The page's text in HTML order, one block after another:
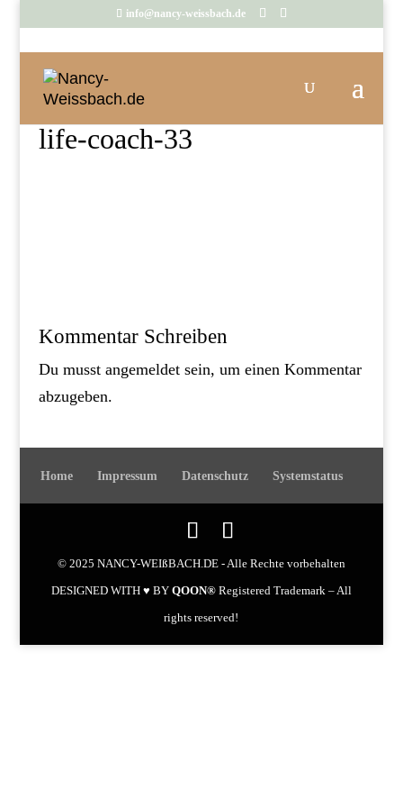
info@nancy-weissbach.de
life-coach-33
Kommentar Schreiben
Du musst angemeldetsein, um einen Kommentar
abzugeben.
Home Impressum Datenschutz Systemstatus
© 2025 NANCY-WEIßBACH.DE - Alle Rechte vorbehalten
DESIGNED WITH ♥ BY QOON®Registered Trademark – All
rights reserved!